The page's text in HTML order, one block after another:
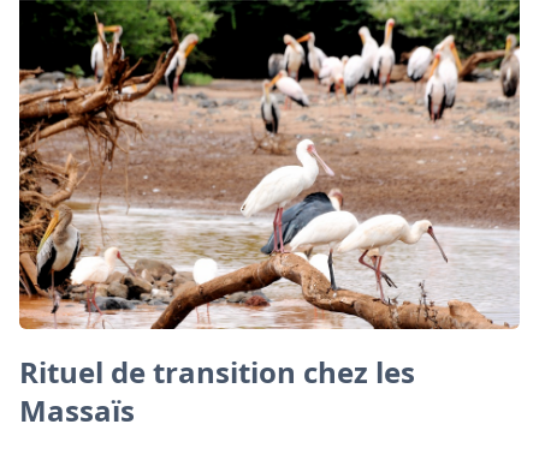
Rituel de transition chez les
Massaïs